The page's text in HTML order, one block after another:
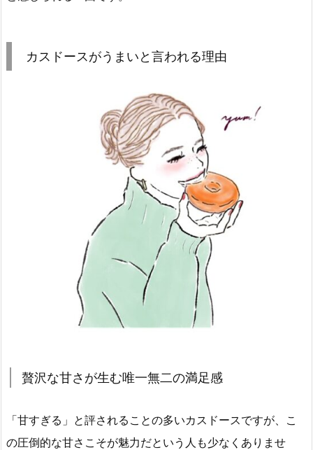
カスドースがうまいと言われる理由
贅沢な甘さが生む唯一無二の満足感
「甘すぎる」と評されることの多いカスドースですが、こ
の圧倒的な甘さこそが魅力だという人も少なくありませ